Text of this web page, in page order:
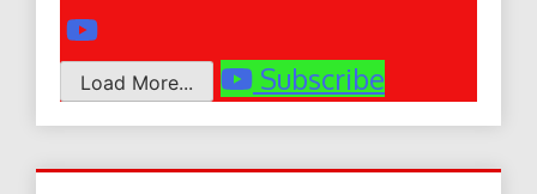
Load More... Subscribe